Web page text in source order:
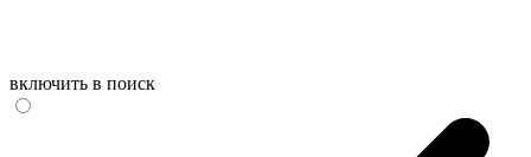
включить в поиск